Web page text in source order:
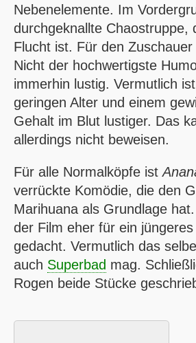
Nebenelemente. Im
durchgeknallte Chaostruppe,
Flucht ist. Für den
Nicht der hochwertigste
immerhin lustig. Vermutlich
geringen Alter und einem
Gehalt im Blut lustiger. Das
allerdings nicht beweisen.
Für alle Normalköpfe ist
verrückte Komödie, die den
Marihuana als Grundlage
der Film eher für ein
gedacht. Vermutlich das
auch Superbad mag.
Rogen beide Stücke